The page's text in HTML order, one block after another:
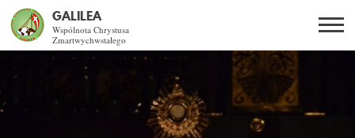
GALILEA
Wspólnota Chrystusa
Zmartwychwstałego
PL BG
Szukaj
CO DAJE ŻYCIE Z JEZUSEM?